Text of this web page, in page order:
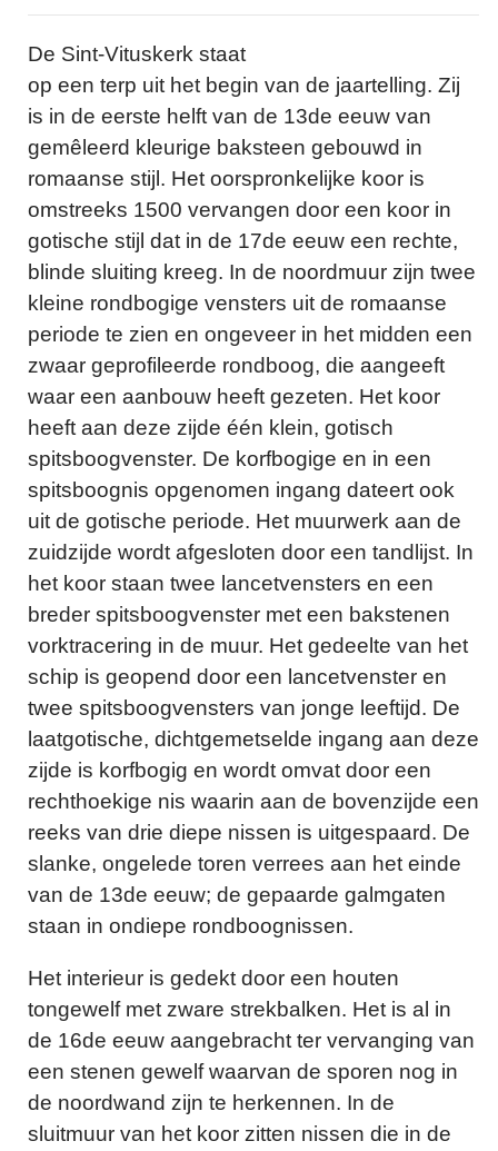
De Sint-Vituskerk staat
op een terp uit het begin van de jaartelling. Zij
is in de eerste helft van de 13de eeuw van
gemêleerd kleurige baksteen gebouwd in
romaanse stijl. Het oorspronkelijke koor is
omstreeks 1500 vervangen door een koor in
gotische stijl dat in de 17de eeuw een rechte,
blinde sluiting kreeg. In de noordmuur zijn twee
kleine rondbogige vensters uit de romaanse
periode te zien en ongeveer in het midden een
zwaar geprofileerde rondboog, die aangeeft
waar een aanbouw heeft gezeten. Het koor
heeft aan deze zijde één klein, gotisch
spitsboogvenster. De korfbogige en in een
spitsboognis opgenomen ingang dateert ook
uit de gotische periode. Het muurwerk aan de
zuidzijde wordt afgesloten door een tandlijst. In
het koor staan twee lancetvensters en een
breder spitsboogvenster met een bakstenen
vorktracering in de muur. Het gedeelte van het
schip is geopend door een lancetvenster en
twee spitsboogvensters van jonge leeftijd. De
laatgotische, dichtgemetselde ingang aan deze
zijde is korfbogig en wordt omvat door een
rechthoekige nis waarin aan de bovenzijde een
reeks van drie diepe nissen is uitgespaard. De
slanke, ongelede toren verrees aan het einde
van de 13de eeuw; de gepaarde galmgaten
staan in ondiepe rondboognissen.
Het interieur is gedekt door een houten
tongewelf met zware strekbalken. Het is al in
de 16de eeuw aangebracht ter vervanging van
een stenen gewelf waarvan de sporen nog in
de noordwand zijn te herkennen. In de
sluitmuur van het koor zitten nissen die in de